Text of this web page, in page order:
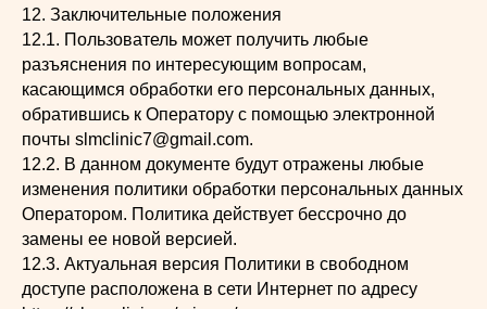
12. Заключительные положения
12.1. Пользователь может получить любые
разъяснения по интересующим вопросам,
касающимся обработки его персональных данных,
обратившись к Оператору с помощью электронной
почты slmclinic7@gmail.com.
12.2. В данном документе будут отражены любые
изменения политики обработки персональных данных
Оператором. Политика действует бессрочно до
замены ее новой версией.
12.3. Актуальная версия Политики в свободном
доступе расположена в сети Интернет по адресу